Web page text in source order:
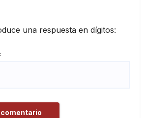
una respuesta en dígitos: